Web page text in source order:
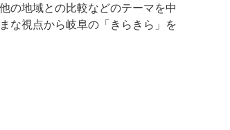
の地域との比較などのテーマを中
な視点から岐阜の「きらきら」を